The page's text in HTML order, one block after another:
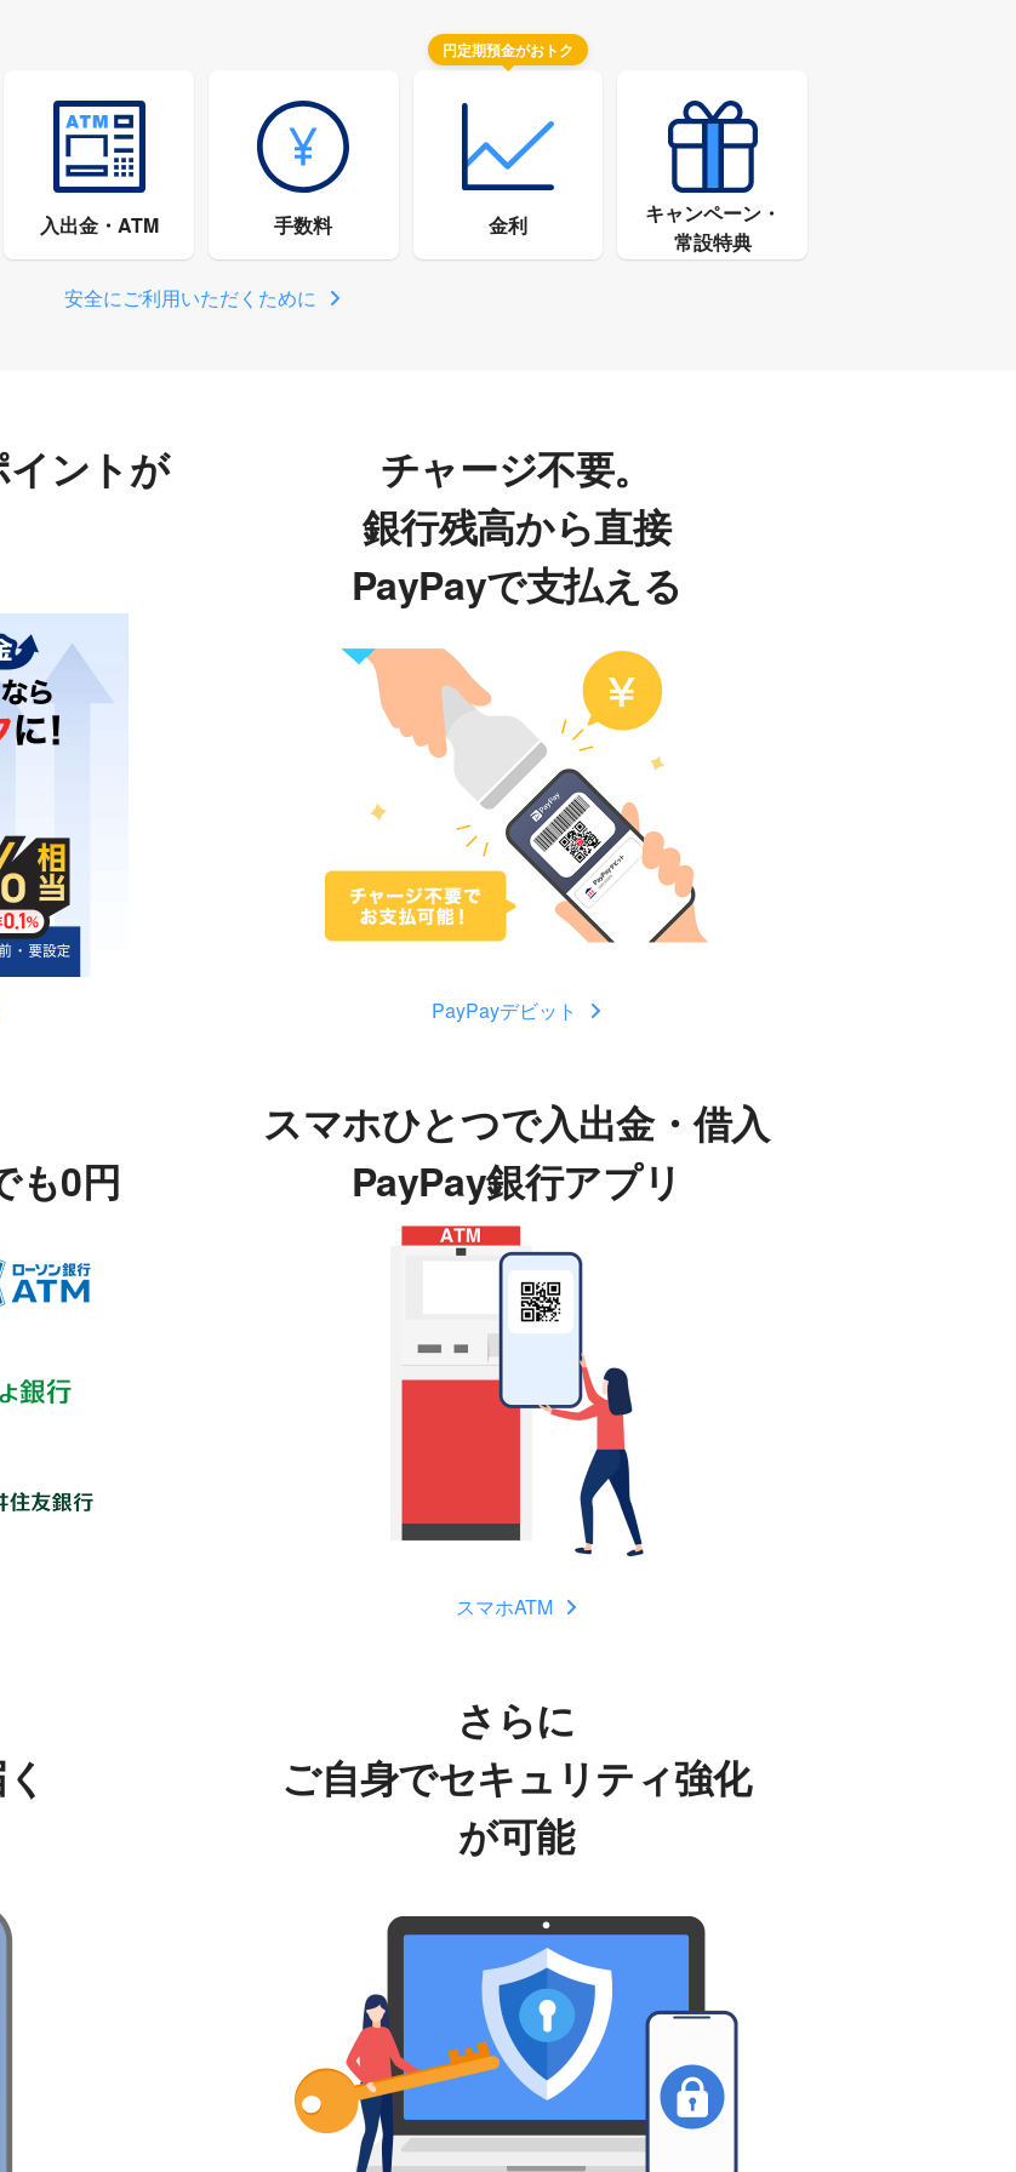
入出金・ATM 手数料 金利
円定期預金がおトク
キャンペーン・
常設特典
安全にご利用いただくために
ントが
チャージ不要。
銀行残高から直接
PayPayで支払える
PayPayデビット
も0円
スマホひとつで入出金・借入
PayPay銀行アプリ
スマホATM
さらに
ご自身でセキュリティ強化
が可能